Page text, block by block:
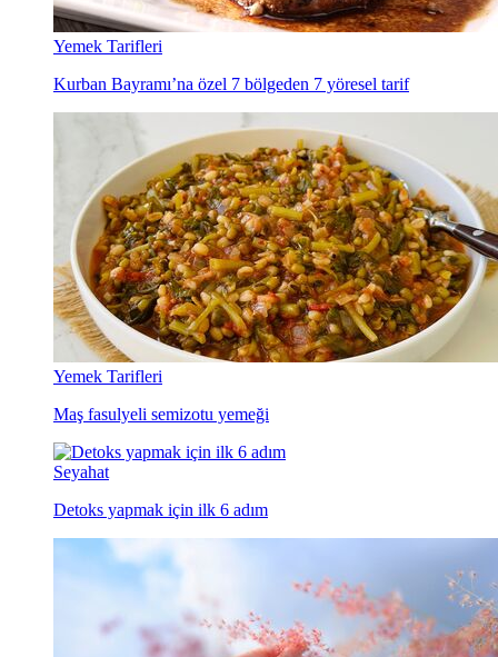
Yemek Tarifleri
Kurban Bayramı’na özel 7 bölgeden 7 yöresel tarif
Yemek Tarifleri
Maş fasulyeli semizotu yemeği
Seyahat
Detoks yapmak için ilk 6 adım